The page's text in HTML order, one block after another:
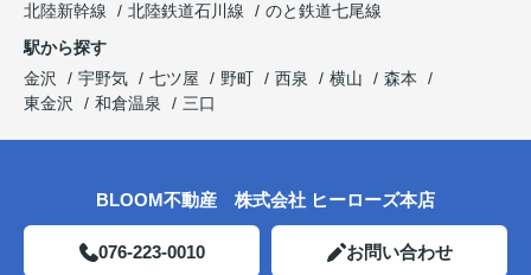
北陸新幹線
北陸鉄道石川線
のと鉄道七尾線
駅から探す
金沢
宇野気 七ツ屋 野町 西泉 横山
森本
東金沢
和倉温泉 三口
BLOOM不動産 株式会社 ヒーローズ本店
076-223-0010 お問い合わせ